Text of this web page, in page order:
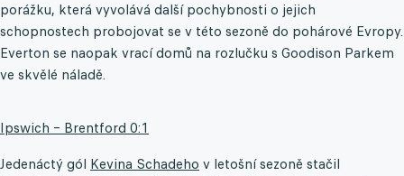
porážku, která vyvolává další pochybnosti o jejich
schopnostech probojovat se v této sezoně do pohárové Evropy.
Everton se naopak vrací domů na rozlučku s Goodison Parkem
ve skvělé náladě.
Ipswich – Brentford 0:1
Jedenáctý gól Kevina Schadeho v letošní sezoně stačil